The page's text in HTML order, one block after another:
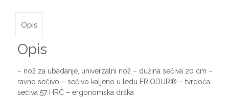
Opis
Opis
– nož za ubadanje, univerzalni nož – dužina sečiva 20 cm –
ravno sečivo – sečivo kaljeno u ledu FRIODUR® – tvrdoća
sečiva 57 HRC – ergonomska drška